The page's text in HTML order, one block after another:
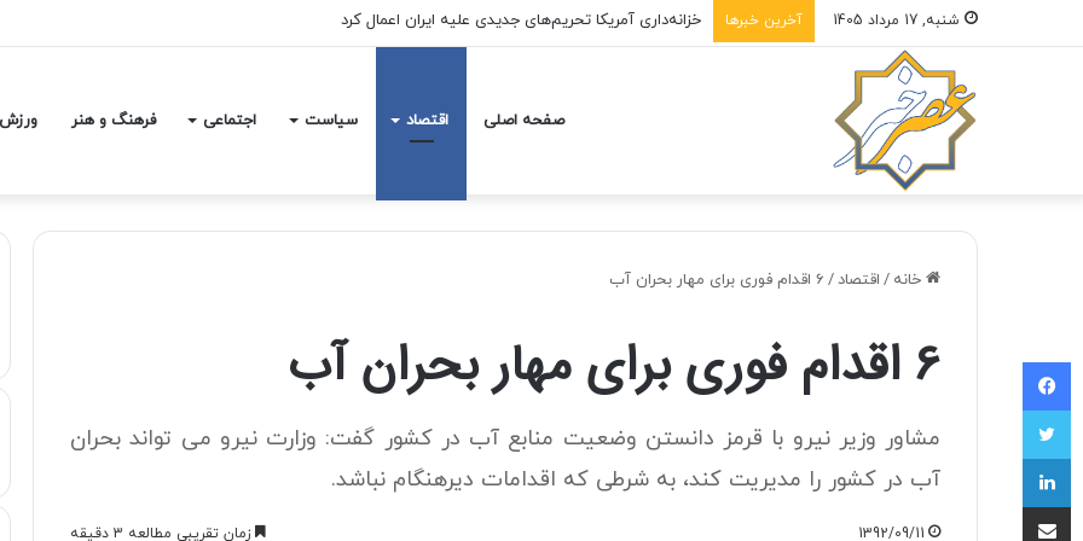
شنبه, 17 مرداد 1405 آخرین خبرها خزانه‌داری آمریکا تحریم‌های جدیدی علیه ایران اعمال کرد
صفحه اصلی اقتصاد سیاست اجتماعی فرهنگ و هنر ورزش
خانه / اقتصاد/ 6 اقدام فوری برای مهار بحران آب
6 اقدام فوری برای مهار بحران آب
مشاور وزير نيرو با قرمز دانستن وضعیت منابع آب در کشور گفت: وزارت نیرو می تواند بحران
آب در کشور را مدیریت کند، به شرطی که اقدامات دیرهنگام نباشد.
1392/09/11 زمان تقریبی مطالعه 3 دقیقه